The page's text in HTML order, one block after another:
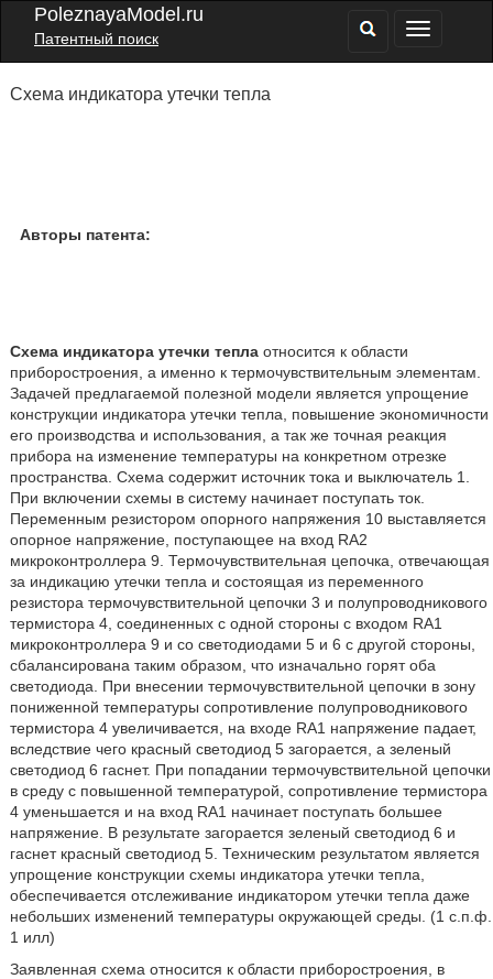
PoleznayaModel.ru
Патентный поиск
Схема индикатора утечки тепла
Авторы патента:
Схема индикатора утечки теплаотносится к области
приборостроения, а именно к термочувствительным элементам.
Задачей предлагаемой полезной модели является упрощение
конструкции индикатора утечки тепла, повышение экономичности
его производства и использования, а так же точная реакция
прибора на изменение температуры на конкретном отрезке
пространства. Схема содержит источник тока и выключатель 1.
При включении схемы в систему начинает поступать ток.
Переменным резистором опорного напряжения 10 выставляется
опорное напряжение, поступающее на вход RA2
микроконтроллера 9. Термочувствительная цепочка, отвечающая
за индикацию утечки тепла и состоящая из переменного
резистора термочувствительной цепочки 3 и полупроводникового
термистора 4, соединенных с одной стороны с входом RA1
микроконтроллера 9 и со светодиодами 5 и 6 с другой стороны,
сбалансирована таким образом, что изначально горят оба
светодиода. При внесении термочувствительной цепочки в зону
пониженной температуры сопротивление полупроводникового
термистора 4 увеличивается, на входе RA1 напряжение падает,
вследствие чего красный светодиод 5 загорается, а зеленый
светодиод 6 гаснет. При попадании термочувствительной цепочки
в среду с повышенной температурой, сопротивление термистора
4 уменьшается и на вход RA1 начинает поступать большее
напряжение. В результате загорается зеленый светодиод 6 и
гаснет красный светодиод 5. Техническим результатом является
упрощение конструкции схемы индикатора утечки тепла,
обеспечивается отслеживание индикатором утечки тепла даже
небольших изменений температуры окружающей среды. (1 с.п.ф.
1 илл)
Заявленная схема относится к области приборостроения, в